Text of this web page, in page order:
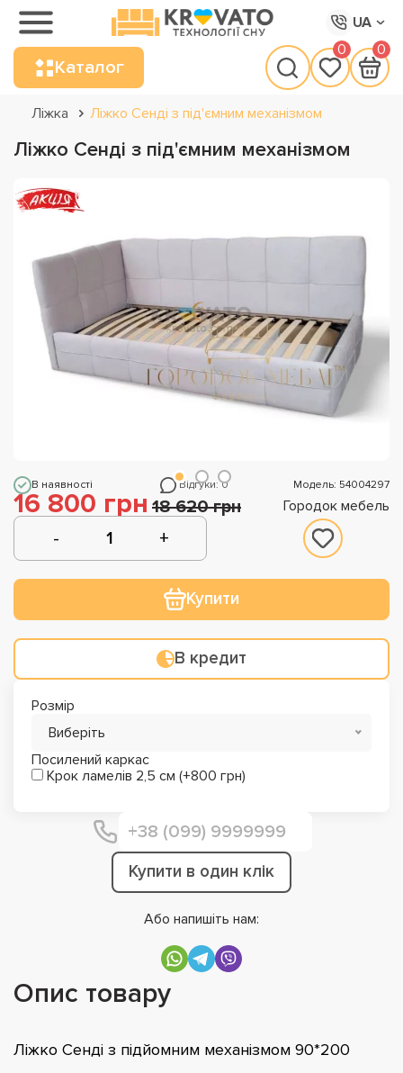
UA
Каталог
0 0
Ліжка Ліжко Сенді з під'ємним механізмом
Ліжко Сенді з під'ємним механізмом
В наявності Відгуки: 0 Модель: 54004297
16 800 грн 18 620 грн Городок мебель
Купити
В кредит
Розмір
Виберіть
Посилений каркас
Крок ламелів 2,5 см (+800 грн)
Купити в один клік
Або напишіть нам:
Опис товару
Ліжко Сенді з підйомним механізмом 90*200